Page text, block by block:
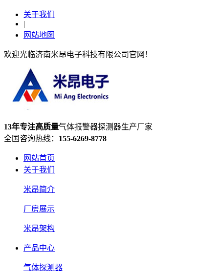
关于我们
|
网站地图
欢迎光临济南米昂电子科技有限公司官网！
13年专注高质量气体报警器探测器生产厂家
全国咨询热线： 155-6269-8778
网站首页
关于我们
米昂简介
厂房展示
米昂架构
产品中心
气体探测器